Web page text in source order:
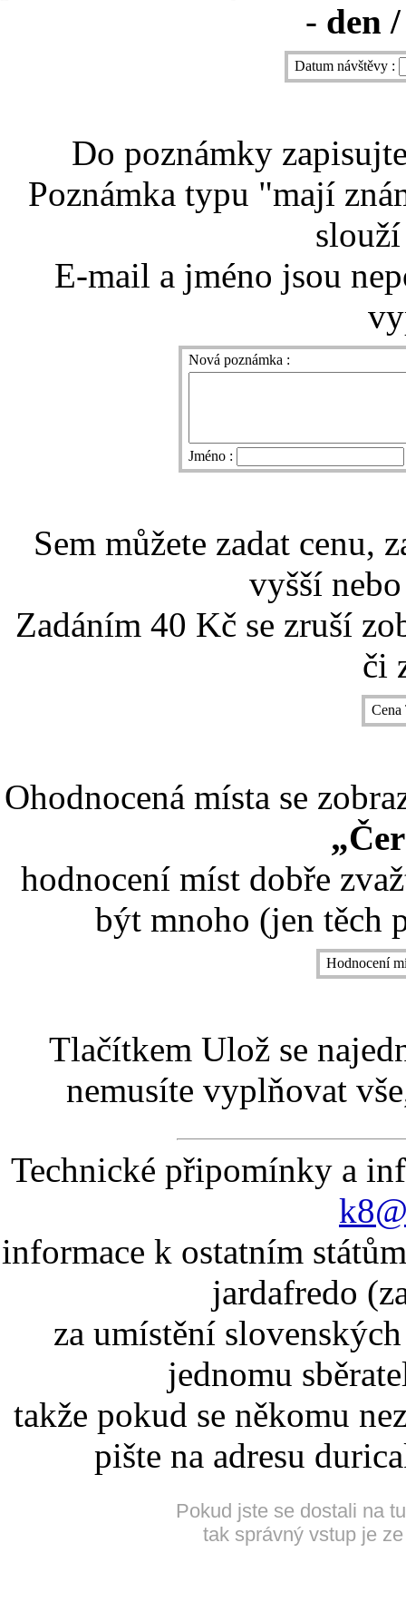
- den
Datum návštěvy :
Do poznámky
Poznámka typu "mají
E-mail a jméno jsou
Nová poznámka :
Jméno :
Sem můžete zadat cenu,
vyšší
Zadáním 40 Kč se zruší
či
Ohodnocená místa se
hodnocení míst dobře
být mnoho (jen těch
Hodnocení
Tlačítkem Ulož se
nemusíte vyplňovat
Technické připomínky a
informace k ostatním
jardafredo
za umístění
jednomu
takže pokud se někomu
pište na adresu
Pokud jste se dostali na
tak správný vstup je